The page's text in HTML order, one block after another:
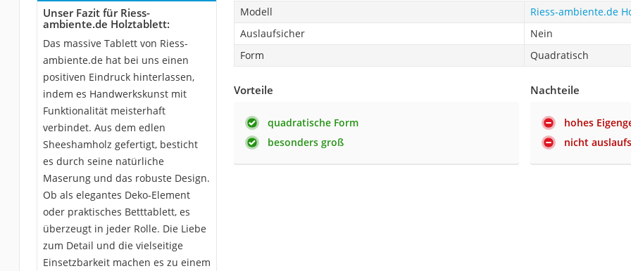
Unser Fazit für Riess-
ambiente.de Holztablett:
Das massive Tablett von Riess-
ambiente.de hat bei uns einen
positiven Eindruck hinterlassen,
indem es Handwerkskunst mit
Funktionalität meisterhaft
verbindet. Aus dem edlen
Sheeshamholz gefertigt, besticht
es durch seine natürliche
Maserung und das robuste Design.
Ob als elegantes Deko-Element
oder praktisches Betttablett, es
überzeugt in jeder Rolle. Die Liebe
zum Detail und die vielseitige
Einsetzbarkeit machen es zu einem
Modell
Riess-ambiente.de
Auslaufsicher
Nein
Form
Quadratisch
Vorteile
quadratische Form
besonders groß
Nachteile
hohes
nicht